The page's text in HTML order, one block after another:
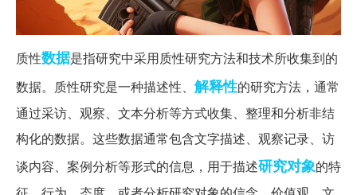
质性数据是指研究中采用质性研究方法和技术所收集到的
数据。质性研究是一种描述性、 解释性的研究方法，通常
通过采访、观察、文本分析等方式收集、整理和分析非结
构化的数据。这些数据通常包含文字描述、观察记录、访
谈内容、案例分析等形式的信息，用于描述研究对象的特